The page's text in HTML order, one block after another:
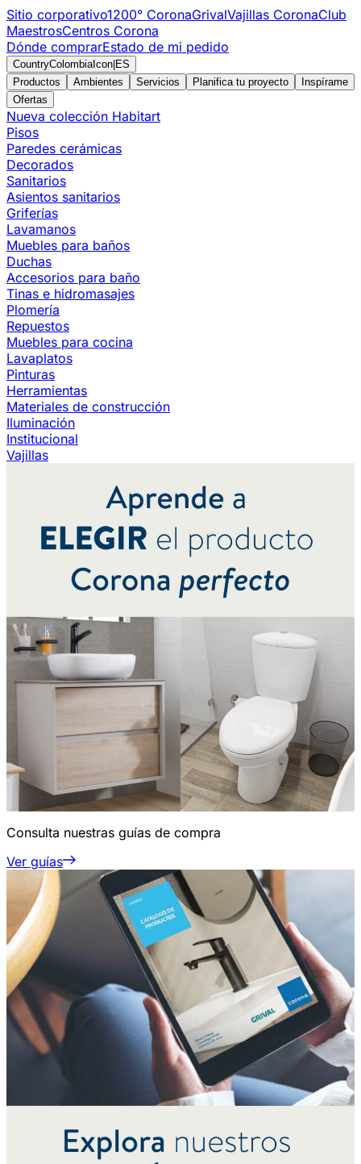
Sitio corporativo1200° CoronaGrivalVajillas CoronaClub
MaestrosCentros Corona
Dónde comprarEstado de mi pedido
CountryColombiaIcon ES
Productos
Ambientes Servicios Planifica tu proyecto
Inspírame
Ofertas
Nueva colección Habitart
Pisos
Paredes cerámicas
Decorados
Sanitarios
Asientos sanitarios
Griferías
Lavamanos
Muebles para baños
Duchas
Accesorios para baño
Tinas e hidromasajes
Plomería
Repuestos
Muebles para cocina
Lavaplatos
Pinturas
Herramientas
Materiales de construcción
Iluminación
Institucional
Vajillas
Consulta nuestras guías de compra
Ver guías